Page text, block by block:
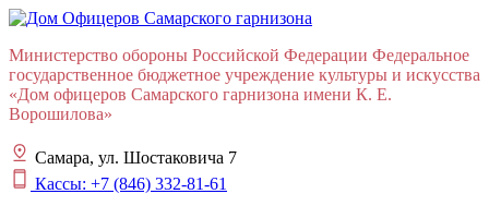
Министерство обороны Российской Федерации Федеральное
государственное бюджетное учреждение культуры и искусства
«Дом офицеров Cамарского гарнизона имени К. Е.
Ворошилова»
Самара, ул. Шостаковича 7
Кассы: +7 (846) 332-81-61